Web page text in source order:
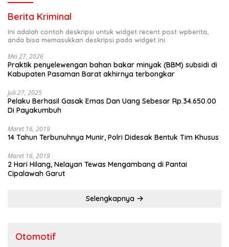
Berita Kriminal
Ini adalah contoh deskripsi untuk widget recent post wpberita,
anda bisa memasukkan deskripsi pada widget ini.
Mei 27, 2026
Praktik penyelewengan bahan bakar minyak (BBM) subsidi di
Kabupaten Pasaman Barat akhirnya terbongkar
Juli 27, 2025
Pelaku Berhasil Gasak Emas Dan Uang Sebesar Rp.34.650.00
Di Payakumbuh
Maret 16, 2019
14 Tahun Terbunuhnya Munir, Polri Didesak Bentuk Tim Khusus
Maret 16, 2019
2 Hari Hilang, Nelayan Tewas Mengambang di Pantai
Cipalawah Garut
Selengkapnya
Otomotif